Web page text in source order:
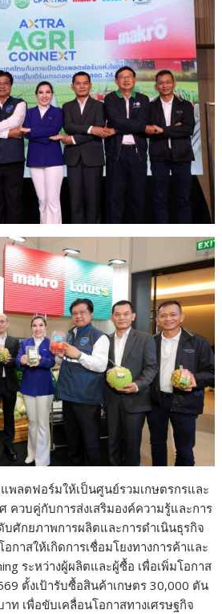
พลตฟอร์มให้เป็นศูนย์รวมเกษตรกรและ
ควบคู่กับการส่งเสริมองค์ความรู้และการ
บศักยภาพการผลิตและการดำเนินธุรกิจ
กาสให้เกิดการเชื่อมโยงทางการค้าและ
ระหว่างผู้ผลิตและผู้ซื้อ เพื่อเพิ่มโอกาส
ตั้งเป้ารับซื้อสินค้าเกษตร 30,000 ตัน
ท เพื่อขับเคลื่อนโอกาสทางเศรษฐกิจ